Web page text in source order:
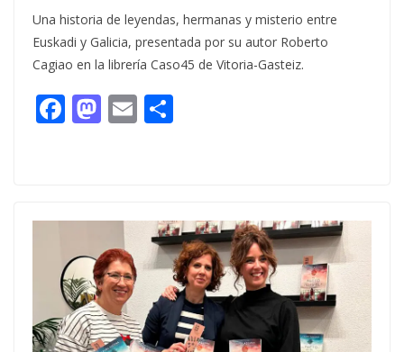
Una historia de leyendas, hermanas y misterio entre
Euskadi y Galicia, presentada por su autor Roberto
Cagiao en la librería Caso45 de Vitoria-Gasteiz.
F
o
o
k
M
o
n
E
ar
ti
r